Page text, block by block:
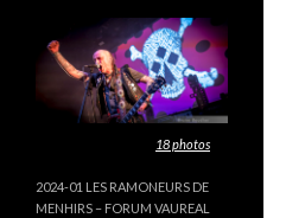
18 photos
2024-01 LES RAMONEURS DE
MENHIRS – FORUM VAUREAL